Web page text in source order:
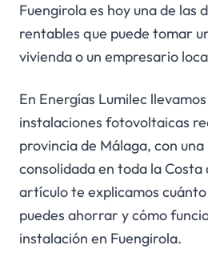
Fuengirola es hoy una de las
rentables que puede tomar
vivienda o un empresario
En Energías Lumilec
instalaciones fotovoltaicas
provincia de Málaga, con
consolidada en toda la Costa
artículo te explicamos
puedes ahorrar y cómo
instalación en Fuengirola.